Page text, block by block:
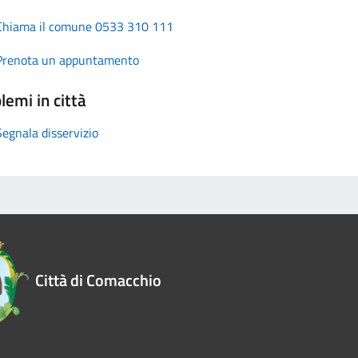
il comune 0533 310 111
un appuntamento
in città
disservizio
Città di Comacchio